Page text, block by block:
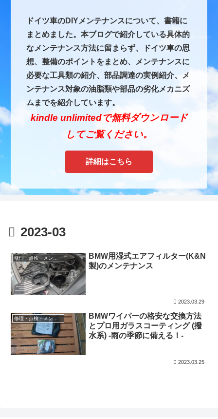
ドイツ車のDIYメンテナンスについて、書籍に
まとめました。本ブログで紹介している具体的
なメンテナンス方法に留まらず、ドイツ車の思
想、整備のポイントをまとめ、メンテナンスに
必要な工具類の紹介、部品調達の実例紹介、メ
ンテナンス対象の油脂類や部品の劣化メカニズ
ムまでを紹介しています。
kindle unlimitedで無料ダウンロード
してご覧ください。
詳細はこちら
2023-03
BMW用湿式エアフィルター(K&N
製)のメンテナンス
2023.03.29
修理・点検・メンテナンス
BMWワイパーの格安な交換方法
とプロ用ガラスコーティング (撥
水系) -雨の季節に備える！-
2023.03.25